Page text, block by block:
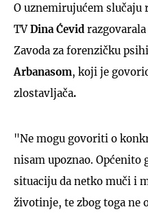
O uznemirujućem slučaju
TVDina Ćevid
Zavoda za forenzičku
Arbanasom, koji je
zlostavljača.
"Ne mogu govoriti o
nisam upoznao. Općenito
situaciju da netko muči i
životinje, te zbog toga ne